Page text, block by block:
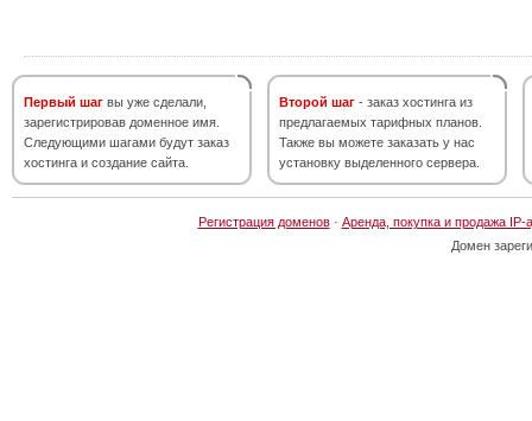
Первый шаг вы уже сделали,
зарегистрировав доменное имя.
Следующими шагами будут заказ
хостинга и создание сайта.
Второй шаг - заказ хостинга из
предлагаемых тарифных планов.
Также вы можете заказать у нас
установку выделенного сервера.
Регистрация доменов· Аренда, покупка и продажа IP-
Домен